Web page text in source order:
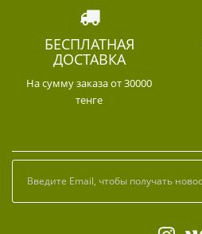
БЕСПЛАТНАЯ
ДОСТАВКА
На сумму заказа от 30000
тенге